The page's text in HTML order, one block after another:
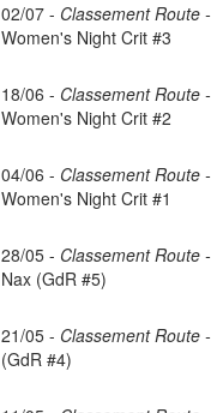
02/07 - Classement Route -
Women's Night Crit #3
18/06 - Classement Route -
Women's Night Crit #2
04/06 - Classement Route -
Women's Night Crit #1
28/05 - Classement Route -
Nax (GdR #5)
21/05 - Classement Route -
(GdR #4)